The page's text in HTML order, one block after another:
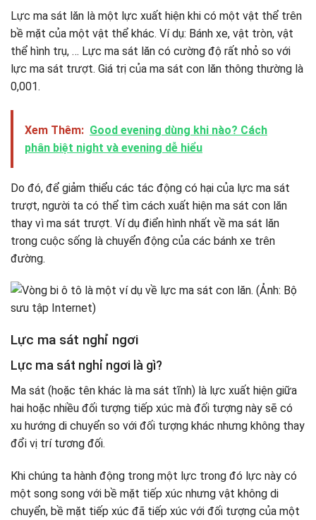
Lực ma sát lăn là một lực xuất hiện khi có một vật thể trên
bề mặt của một vật thể khác. Ví dụ: Bánh xe, vật tròn, vật
thể hình trụ, … Lực ma sát lăn có cường độ rất nhỏ so với
lực ma sát trượt. Giá trị của ma sát con lăn thông thường là
0,001.
Xem Thêm: Good evening dùng khi nào? Cách
phân biệt night và evening dễ hiểu
Do đó, để giảm thiểu các tác động có hại của lực ma sát
trượt, người ta có thể tìm cách xuất hiện ma sát con lăn
thay vì ma sát trượt. Ví dụ điển hình nhất về ma sát lăn
trong cuộc sống là chuyển động của các bánh xe trên
đường.
Lực ma sát nghỉ ngơi
Lực ma sát nghỉ ngơi là gì?
Ma sát (hoặc tên khác là ma sát tĩnh) là lực xuất hiện giữa
hai hoặc nhiều đối tượng tiếp xúc mà đối tượng này sẽ có
xu hướng di chuyển so với đối tượng khác nhưng không thay
đổi vị trí tương đối.
Khi chúng ta hành động trong một lực trong đó lực này có
một song song với bề mặt tiếp xúc nhưng vật không di
chuyển, bề mặt tiếp xúc đã tiếp xúc với đối tượng của một